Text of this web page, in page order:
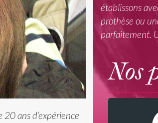
20 ans d’expérience
établissons
prothèse ou
parfaitement.
Nos